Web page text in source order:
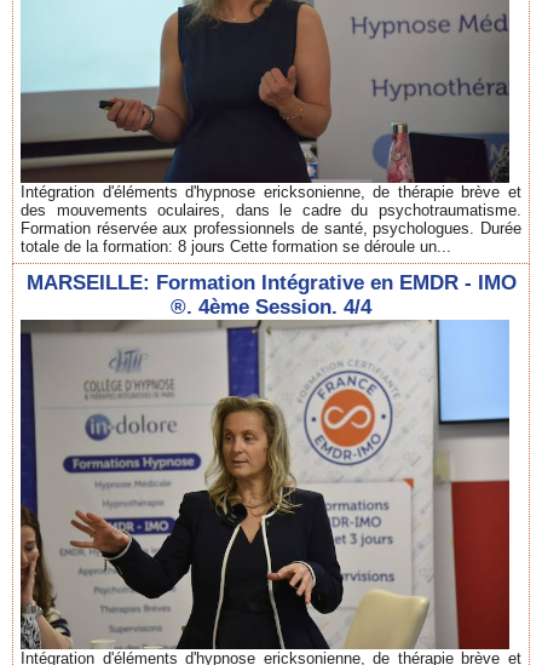
Intégration d'éléments d'hypnose ericksonienne, de thérapie brève et
des mouvements oculaires, dans le cadre du psychotraumatisme.
Formation réservée aux professionnels de santé, psychologues. Durée
totale de la formation: 8 jours Cette formation se déroule un...
MARSEILLE: Formation Intégrative en EMDR - IMO
®. 4ème Session. 4/4
Intégration d'éléments d'hypnose ericksonienne, de thérapie brève et